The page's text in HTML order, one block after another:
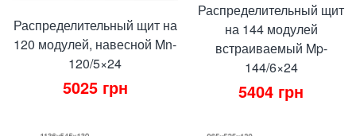
Распределительный щит на
120 модулей, навесной Mn-
120/5×24
5025 грн
Распределительный щит
на 144 модулей
встраиваемый Mp-
144/6×24
5404 грн